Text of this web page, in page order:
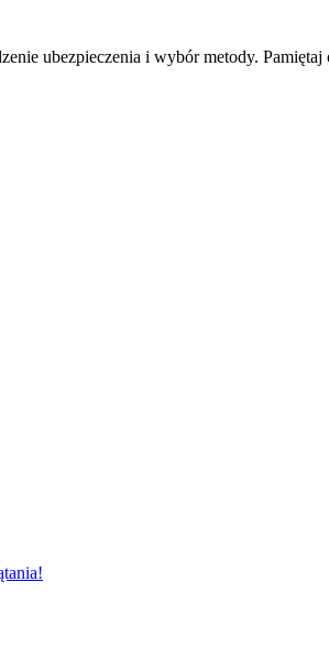
ubezpieczenia i wybór metody.